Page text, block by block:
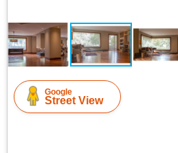
Google
Street View